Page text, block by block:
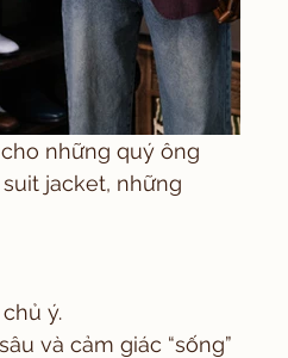
những quý ông
jacket, những
ý.
và cảm giác “sống”